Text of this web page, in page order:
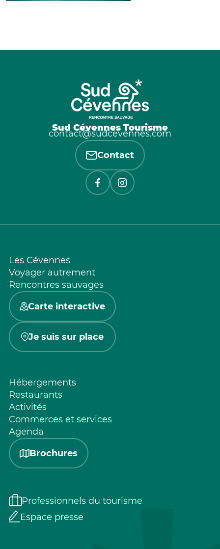
Sud Cévennes Tourisme
contact@sudcevennes.com
Contact
Les Cévennes
Voyager autrement
Rencontres sauvages
Carte interactive
Je suis sur place
Hébergements
Restaurants
Activités
Commerces et services
Agenda
Brochures
Professionnels du tourisme
Espace presse